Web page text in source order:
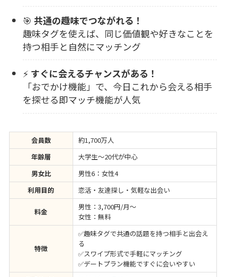
🎯 共通の趣味でつながれる！
趣味タグを使えば、同じ価値観や好きなことを
持つ相手と自然にマッチング
⚡ すぐに会えるチャンスがある！
「おでかけ機能」で、今日これから会える相手
を探せる即マッチ機能が人気
会員数
約1,700万人
年齢層
大学生～20代が中心
男女比
男性6：女性4
利用目的
恋活・友達探し・気軽な出会い
料金
男性：3,700円/月〜
女性：無料
特徴
✅趣味タグで共通の話題を持つ相手と出会え
る
✅スワイプ形式で手軽にマッチング
✅デートプラン機能ですぐに会いやすい